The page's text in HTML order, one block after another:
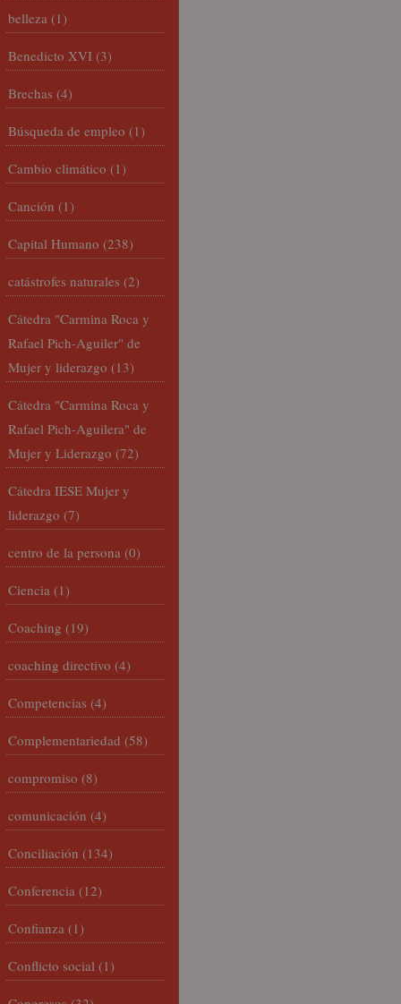
belleza (1)
Benedicto XVI (3)
Brechas (4)
Búsqueda de empleo (1)
Cambio climático (1)
Canción (1)
Capital Humano (238)
catástrofes naturales (2)
Cátedra "Carmina Roca y
Rafael Pich-Aguiler" de
Mujer y liderazgo (13)
Cátedra "Carmina Roca y
Rafael Pich-Aguilera" de
Mujer y Liderazgo (72)
Cátedra IESE Mujer y
liderazgo (7)
centro de la persona (0)
Ciencia (1)
Coaching (19)
coaching directivo (4)
Competencias (4)
Complementariedad (58)
compromiso (8)
comunicación (4)
Conciliación (134)
Conferencia (12)
Confianza (1)
Conflicto social (1)